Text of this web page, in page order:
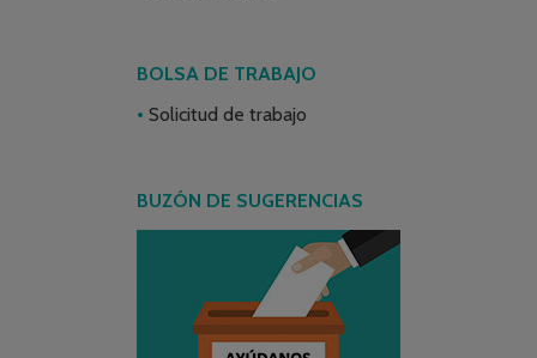
BOLSA DE TRABAJO
Solicitud de trabajo
BUZÓN DE SUGERENCIAS